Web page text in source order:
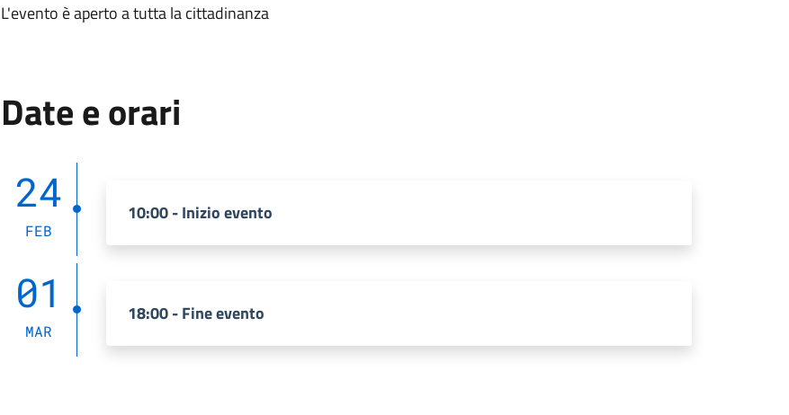
L'evento è aperto a tutta la cittadinanza
Date e orari
24
FEB
10:00 - Inizio evento
01
MAR
18:00 - Fine evento